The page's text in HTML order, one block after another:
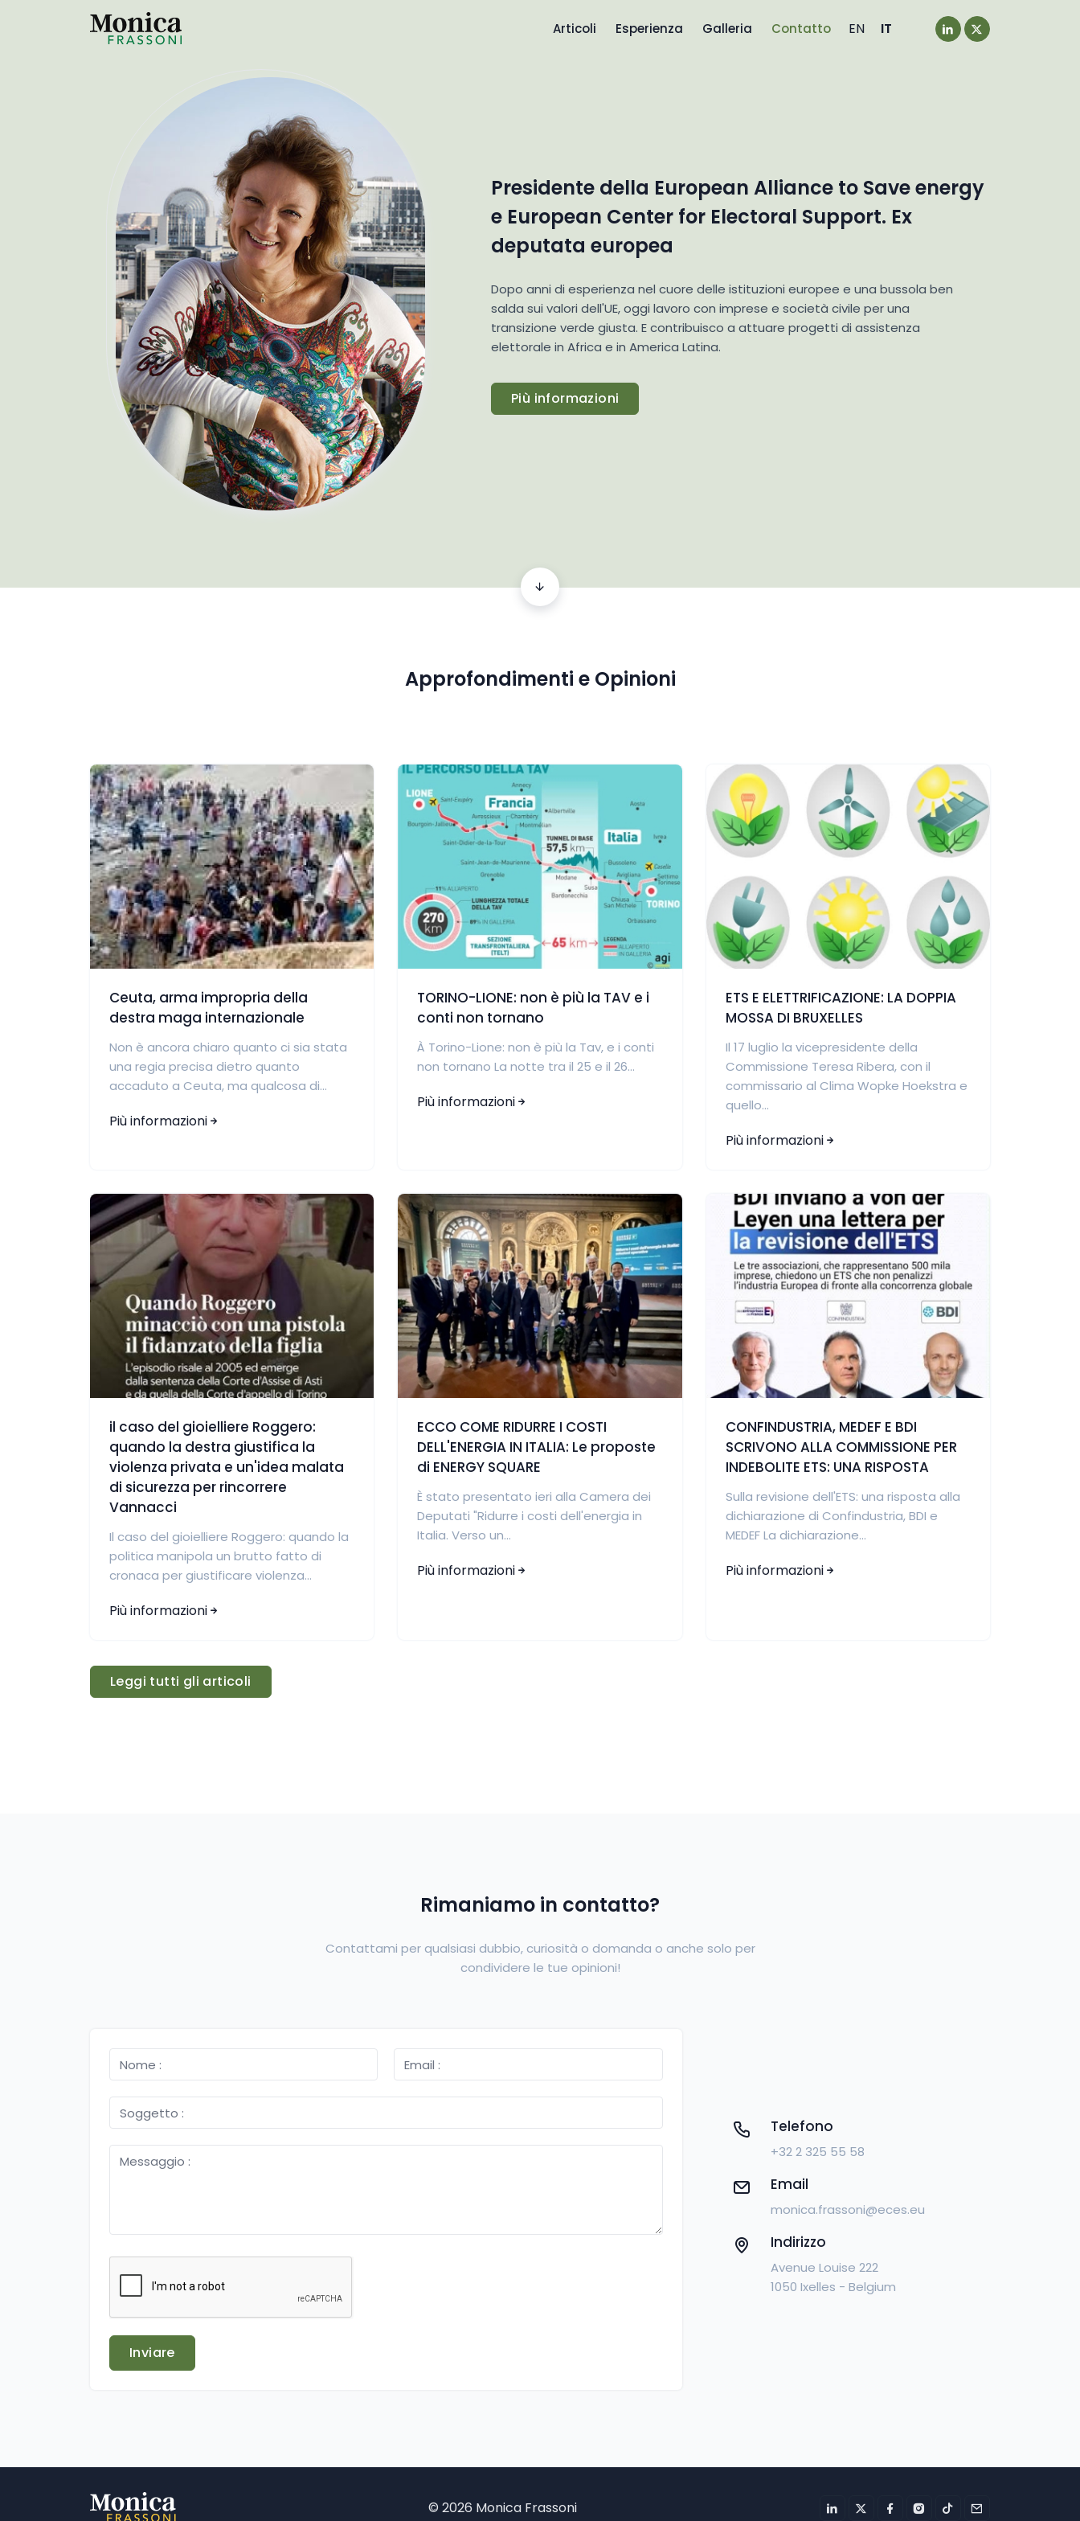
Articoli Esperienza Galleria Contatto EN IT
Presidente della European Alliance to Save energy
e European Center for Electoral Support. Ex
deputata europea
Dopo anni di esperienza nel cuore delle istituzioni europee e una bussola ben
salda sui valori dell'UE, oggi lavoro con imprese e società civile per una
transizione verde giusta. E contribuisco a attuare progetti di assistenza
elettorale in Africa e in America Latina.
Più informazioni
Approfondimenti e Opinioni
Ceuta, arma impropria della
destra maga internazionale
Non è ancora chiaro quanto ci sia stata
una regia precisa dietro quanto
accaduto a Ceuta, ma qualcosa di...
Più informazioni
TORINO-LIONE: non è più la TAV e i
conti non tornano
À Torino-Lione: non è più la Tav, e i conti
non tornano La notte tra il 25 e il 26...
Più informazioni
ETS E ELETTRIFICAZIONE: LA DOPPIA
MOSSA DI BRUXELLES
Il 17 luglio la vicepresidente della
Commissione Teresa Ribera, con il
commissario al Clima Wopke Hoekstra e
quello...
Più informazioni
il caso del gioielliere Roggero:
quando la destra giustifica la
violenza privata e un'idea malata
di sicurezza per rincorrere
Vannacci
Il caso del gioielliere Roggero: quando la
politica manipola un brutto fatto di
cronaca per giustificare violenza...
Più informazioni
ECCO COME RIDURRE I COSTI
DELL'ENERGIA IN ITALIA: Le proposte
di ENERGY SQUARE
È stato presentato ieri alla Camera dei
Deputati "Ridurre i costi dell'energia in
Italia. Verso un...
Più informazioni
CONFINDUSTRIA, MEDEF E BDI
SCRIVONO ALLA COMMISSIONE PER
INDEBOLITE ETS: UNA RISPOSTA
Sulla revisione dell'ETS: una risposta alla
dichiarazione di Confindustria, BDI e
MEDEF La dichiarazione...
Più informazioni
Leggi tutti gli articoli
Rimaniamo in contatto?
Contattami per qualsiasi dubbio, curiosità o domanda o anche solo per
condividere le tue opinioni!
Inviare
Telefono
+32 2 325 55 58
Email
monica.frassoni@eces.eu
Indirizzo
Avenue Louise 222
1050 Ixelles - Belgium
© 2026 Monica Frassoni